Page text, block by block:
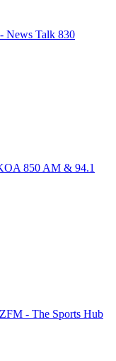
News Talk 830
850 AM & 94.1
- The Sports Hub